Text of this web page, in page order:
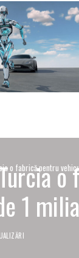
o fabrică pentru
1